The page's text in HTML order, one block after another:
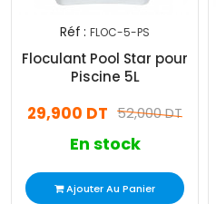
Réf : FLOC-5-PS
Floculant Pool Star pour
Piscine 5L
52,000 DT
29,900 DT
En stock
Ajouter Au Panier